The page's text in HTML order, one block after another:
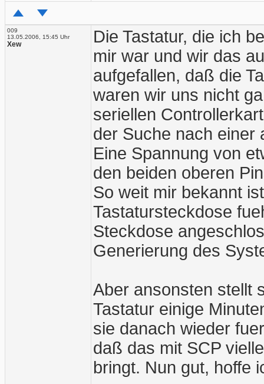
009
13.05.2006, 15:45 Uhr
Xew
Die Tastatur, die ich
mir war und wir das
aufgefallen, daß die
waren wir uns nicht
seriellen
der Suche nach einer
Eine Spannung von
den beiden oberen
So weit mir bekannt
Tastatursteckdose
Steckdose
Generierung des
Aber ansonsten stellt
Tastatur einige
sie danach wieder
daß das mit SCP
bringt. Nun gut, hoffe